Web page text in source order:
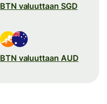
BTN valuuttaan SGD
BTN valuuttaan AUD